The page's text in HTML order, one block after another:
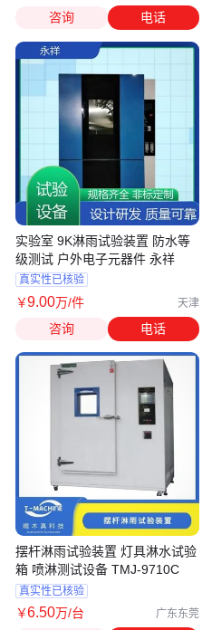
咨询 电话
实验室 9K淋雨试验装置 防水等
级测试 户外电子元器件 永祥
真实性已核验
￥9.00万/件 天津
咨询 电话
摆杆淋雨试验装置 灯具淋水试验
箱 喷淋测试设备 TMJ-9710C
真实性已核验
￥6.50万/台 广东东莞